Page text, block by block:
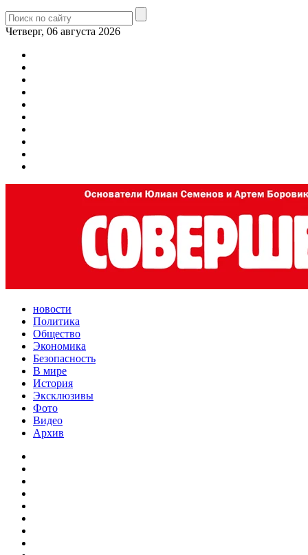
Четверг, 06 августа 2026
новости
Политика
Общество
Экономика
Безопасность
В мире
История
Эксклюзивы
Фото
Видео
Архив